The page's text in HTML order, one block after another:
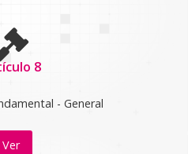
8
- General
Ver